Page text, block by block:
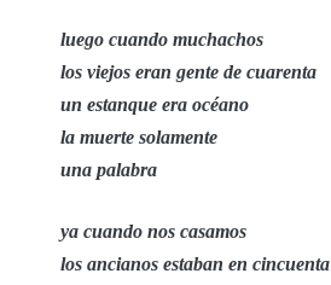
luego cuando muchachos
los viejos eran gente de cuarenta
un estanque era océano
la muerte solamente
una palabra
ya cuando nos casamos
los ancianos estaban en cincuenta